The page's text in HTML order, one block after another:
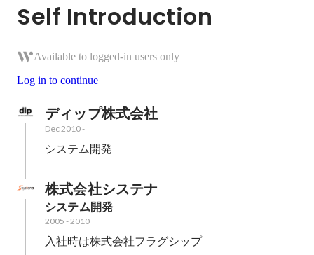
Self Introduction
Available to logged-in users only
Log in to continue
ディップ株式会社
Dec 2010-
システム開発
株式会社システナ
システム開発
2005 -2010
入社時は株式会社フラグシップ